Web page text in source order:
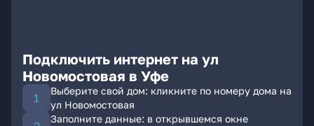
Подключить интернет на ул
Новомостовая в Уфе
Выберите свой дом: кликните по номеру дома на
ул Новомостовая
Заполните данные: в открывшемся окне